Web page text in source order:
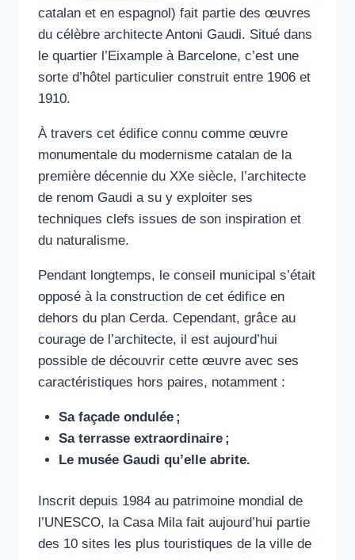
catalan et en espagnol) fait partie des œuvres
du célèbre architecte Antoni Gaudi. Situé dans
le quartier l’Eixample à Barcelone, c’est une
sorte d’hôtel particulier construit entre 1906 et
1910.
À travers cet édifice connu comme œuvre
monumentale du modernisme catalan de la
première décennie du XXe siècle, l’architecte
de renom Gaudi a su y exploiter ses
techniques clefs issues de son inspiration et
du naturalisme.
Pendant longtemps, le conseil municipal s’était
opposé à la construction de cet édifice en
dehors du plan Cerda. Cependant, grâce au
courage de l’architecte, il est aujourd’hui
possible de découvrir cette œuvre avec ses
caractéristiques hors paires, notamment :
Sa façade ondulée ;
Sa terrasse extraordinaire ;
Le musée Gaudi qu’elle abrite.
Inscrit depuis 1984 au patrimoine mondial de
l’UNESCO, la Casa Mila fait aujourd’hui partie
des 10 sites les plus touristiques de la ville de